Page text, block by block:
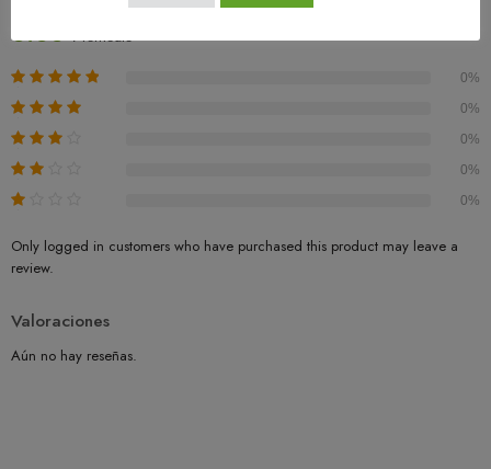
0.00
0%
0%
0%
0%
0%
Only logged in customers who have purchased this product may leave a
review.
Valoraciones
Aún no hay reseñas.